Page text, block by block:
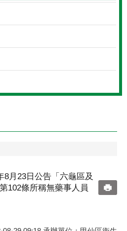
8月23日公告「六龜區及
102條所稱無藥事人員